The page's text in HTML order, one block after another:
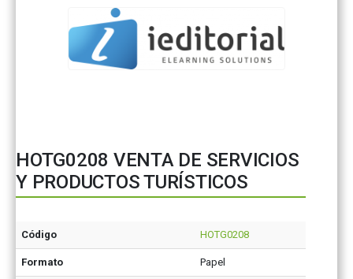
HOTG0208 VENTA DE SERVICIOS
Y PRODUCTOS TURÍSTICOS
Código HOTG0208
Formato Papel